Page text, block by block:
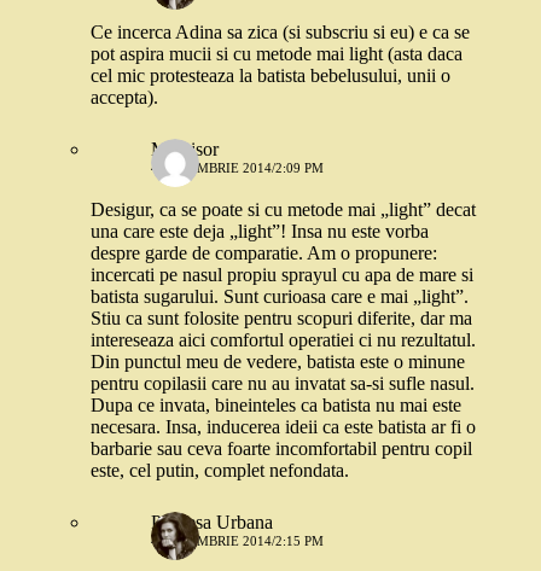
Ce incerca Adina sa zica (si subscriu si eu) e ca se
pot aspira mucii si cu metode mai light (asta daca
cel mic protesteaza la batista bebelusului, unii o
accepta).
Michisor
4 DECEMBRIE 2014/2:09 PM
Desigur, ca se poate si cu metode mai „light” decat
una care este deja „light”! Insa nu este vorba
despre garde de comparatie. Am o propunere:
incercati pe nasul propiu sprayul cu apa de mare si
batista sugarului. Sunt curioasa care e mai „light”.
Stiu ca sunt folosite pentru scopuri diferite, dar ma
intereseaza aici comfortul operatiei ci nu rezultatul.
Din punctul meu de vedere, batista este o minune
pentru copilasii care nu au invatat sa-si sufle nasul.
Dupa ce invata, bineinteles ca batista nu mai este
necesara. Insa, inducerea ideii ca este batista ar fi o
barbarie sau ceva foarte incomfortabil pentru copil
este, cel putin, complet nefondata.
Printesa Urbana
4 DECEMBRIE 2014/2:15 PM